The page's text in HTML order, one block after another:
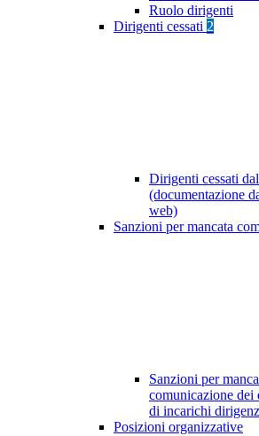
Ruolo dirigenti
Dirigenti cessati 2
Dirigenti cessati
(documentazione
web)
Sanzioni per mancata
Sanzioni per
comunicazione dei
di incarichi
Posizioni organizzative